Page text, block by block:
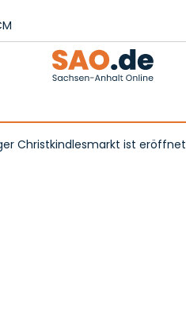
Christkindlesmarkt ist eröffnet